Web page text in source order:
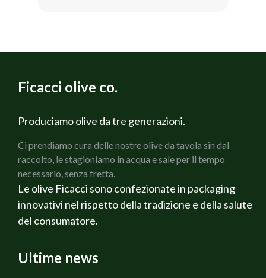
Ficacci olive co.
Produciamo olive da tre generazioni.
Ci prendiamo cura delle nostre olive da tavola sin dal
raccolto, le stagioniamo in acqua e sale per il tempo
necessario, senza fretta.
Le olive Ficacci sono confezionate in packaging
innovativi nel rispetto della tradizione e della salute
del consumatore.
Ultime news